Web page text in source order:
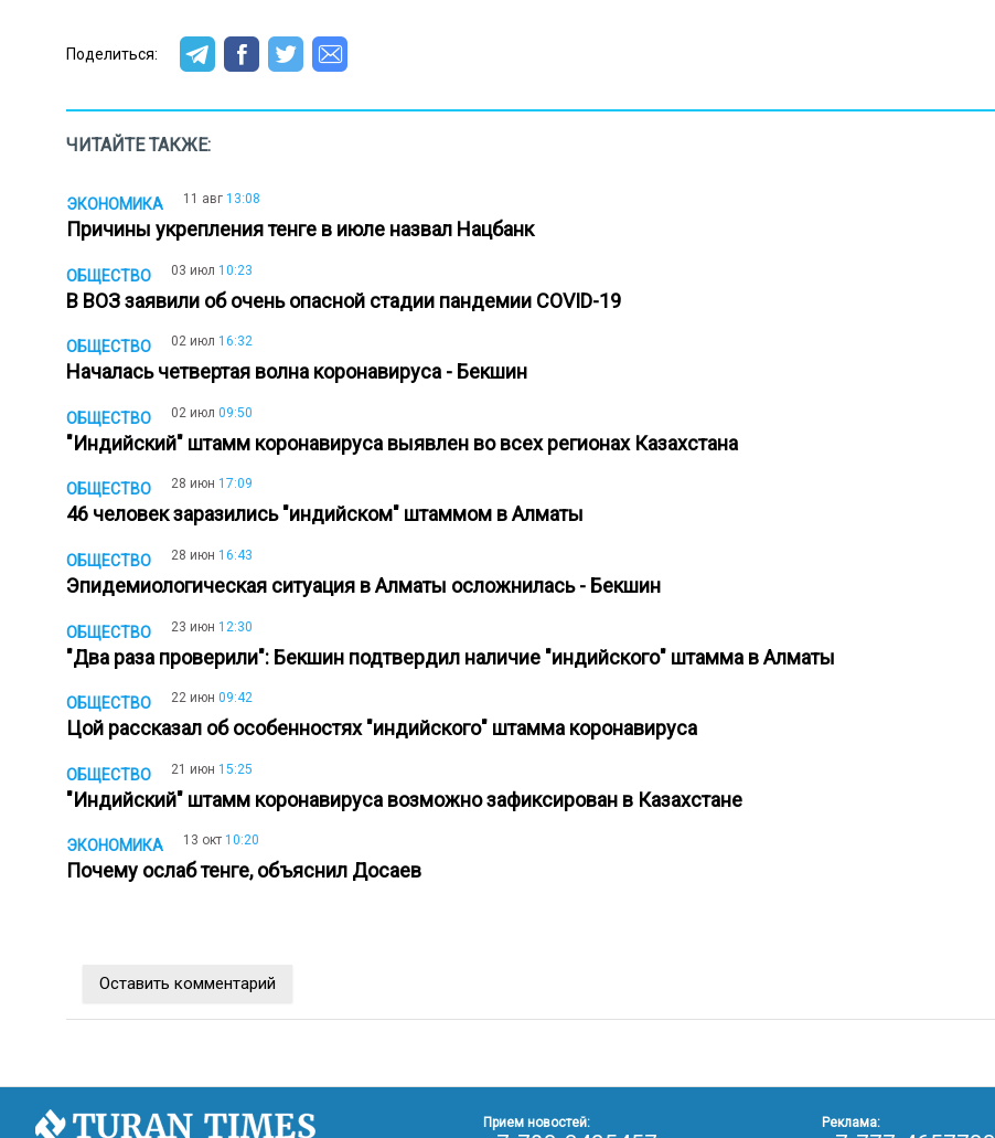
Поделиться:
ЧИТАЙТЕ ТАКЖЕ:
ЭКОНОМИКА 11 авг 13:08
Причины укрепления тенге в июле назвал Нацбанк
ОБЩЕСТВО 03 июл 10:23
В ВОЗ заявили об очень опасной стадии пандемии COVID-19
ОБЩЕСТВО 02 июл 16:32
Началась четвертая волна коронавируса - Бекшин
ОБЩЕСТВО 02 июл 09:50
"Индийский" штамм коронавируса выявлен во всех регионах Казахстана
ОБЩЕСТВО 28 июн 17:09
46 человек заразились "индийском" штаммом в Алматы
ОБЩЕСТВО 28 июн 16:43
Эпидемиологическая ситуация в Алматы осложнилась - Бекшин
ОБЩЕСТВО 23 июн 12:30
"Два раза проверили": Бекшин подтвердил наличие "индийского" штамма в Алматы
ОБЩЕСТВО 22 июн 09:42
Цой рассказал об особенностях "индийского" штамма коронавируса
ОБЩЕСТВО 21 июн 15:25
"Индийский" штамм коронавируса возможно зафиксирован в Казахстане
ЭКОНОМИКА 13 окт 10:20
Почему ослаб тенге, объяснил Досаев
Оставить комментарий
Прием новостей: Реклама: